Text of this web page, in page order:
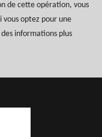
de cette opération, vous
optez pour une
informations plus